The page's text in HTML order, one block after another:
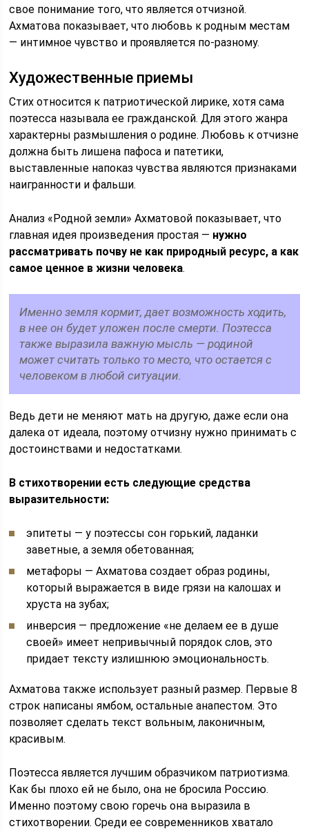
свое понимание того, что является отчизной.
Ахматова показывает, что любовь к родным местам
— интимное чувство и проявляется по-разному.
Художественные приемы
Стих относится к патриотической лирике, хотя сама
поэтесса называла ее гражданской. Для этого жанра
характерны размышления о родине. Любовь к отчизне
должна быть лишена пафоса и патетики,
выставленные напоказ чувства являются признаками
наигранности и фальши.
Анализ «Родной земли» Ахматовой показывает, что
главная идея произведения простая — нужно
рассматривать почву не как природный ресурс, а как
самое ценное в жизни человека.
Именно земля кормит, дает возможность ходить,
в нее он будет уложен после смерти. Поэтесса
также выразила важную мысль — родиной
может считать только то место, что остается с
человеком в любой ситуации.
Ведь дети не меняют мать на другую, даже если она
далека от идеала, поэтому отчизну нужно принимать с
достоинствами и недостатками.
В стихотворении есть следующие средства
выразительности:
эпитеты — у поэтессы сон горький, ладанки
заветные, а земля обетованная;
метафоры — Ахматова создает образ родины,
который выражается в виде грязи на калошах и
хруста на зубах;
инверсия — предложение «не делаем ее в душе
своей» имеет непривычный порядок слов, это
придает тексту излишнюю эмоциональность.
Ахматова также использует разный размер. Первые 8
строк написаны ямбом, остальные анапестом. Это
позволяет сделать текст вольным, лаконичным,
красивым.
Поэтесса является лучшим образчиком патриотизма.
Как бы плохо ей не было, она не бросила Россию.
Именно поэтому свою горечь она выразила в
стихотворении. Среди ее современников хватало